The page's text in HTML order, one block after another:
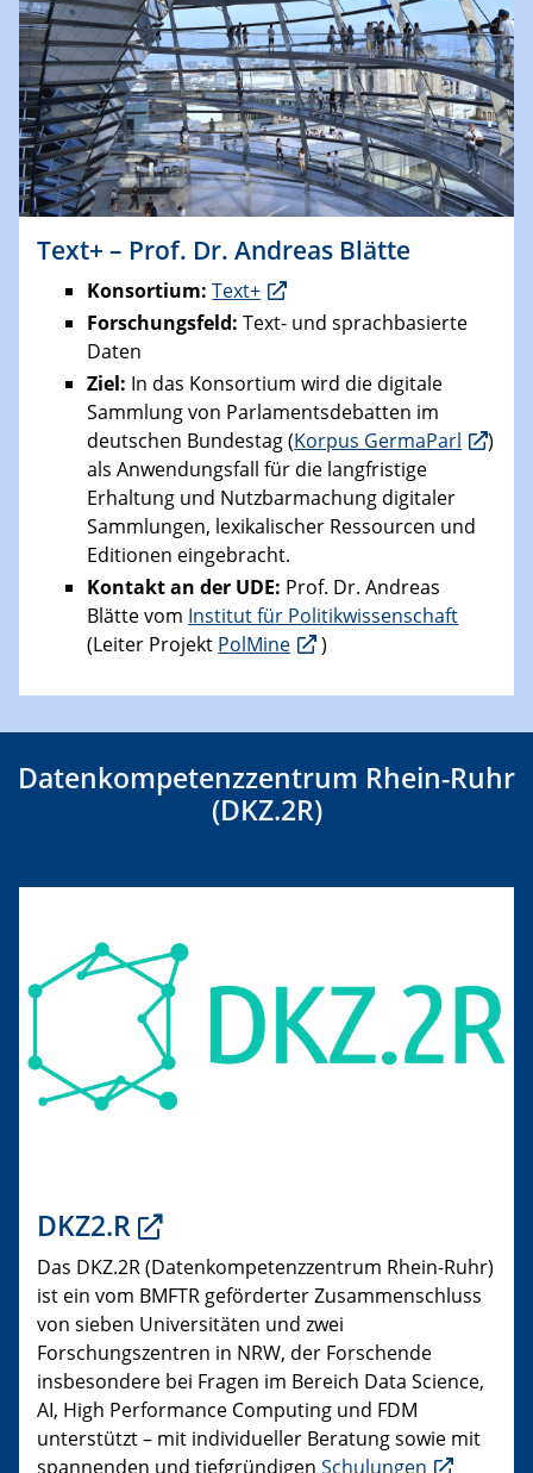
Text+ – Prof. Dr. Andreas Blätte
Konsortium:Text+
Forschungsfeld:Text- und sprachbasierte
Daten
Ziel: In das Konsortium wird die digitale
Sammlung von Parlamentsdebatten im
deutschen Bundestag (Korpus GermaParl
)
als Anwendungsfall für die langfristige
Erhaltung und Nutzbarmachung digitaler
Sammlungen, lexikalischer Ressourcen und
Editionen eingebracht.
Kontakt an der UDE: Prof. Dr. Andreas
Blätte vom Institut für Politikwissenschaft
(Leiter Projekt PolMine )
Datenkompetenzzentrum Rhein-Ruhr
(DKZ.2R)
DKZ2.R
Das DKZ.2R (Datenkompetenzzentrum Rhein-Ruhr)
ist ein vom BMFTR geförderter Zusammenschluss
von sieben Universitäten und zwei
Forschungszentren in NRW, der Forschende
insbesondere bei Fragen im Bereich Data Science,
AI, High Performance Computing und FDM
unterstützt – mit individueller Beratung sowie mit
spannenden und tiefgründigen Schulungen